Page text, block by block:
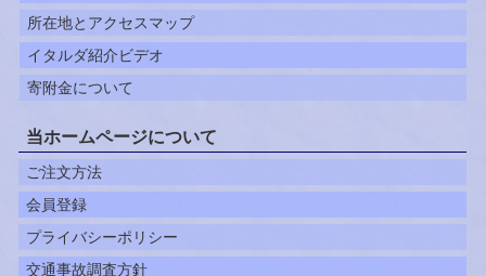
所在地とアクセスマップ
イタルダ紹介ビデオ
寄附金について
当ホームページについて
ご注文方法
会員登録
プライバシーポリシー
交通事故調査方針